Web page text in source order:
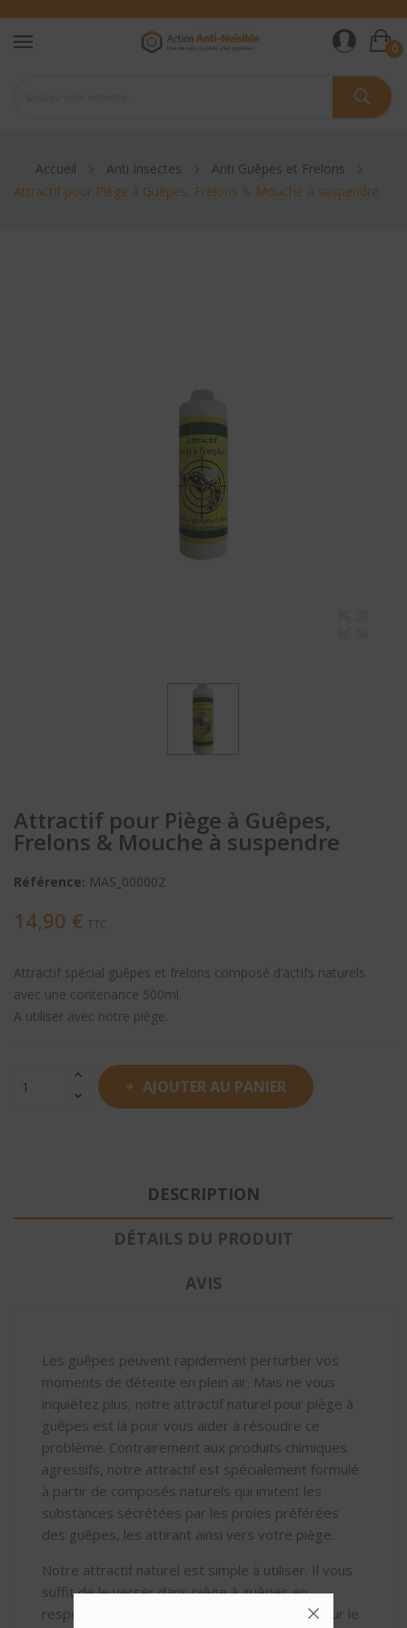
0
Accueil Anti Insectes
Anti Guêpes et Frelons
Attractif pour Piège à Guêpes, Frelons & Mouche à suspendre
Attractif pour Piège à Guêpes,
Frelons & Mouche à suspendre
Référence: MAS_000002
14,90 € TTC
Attractif spécial guêpes et frelons composé d’actifs naturels
avec une contenance 500ml.
A utiliser avec notre piège.
AJOUTER AU PANIER
DESCRIPTION
DÉTAILS DU PRODUIT
AVIS
Les guêpes peuvent rapidement perturber vos
moments de détente en plein air. Mais ne vous
inquiétez plus, notre attractif naturel pour piège à
guêpes est là pour vous aider à résoudre ce
problème. Contrairement aux produits chimiques
agressifs, notre attractif est spécialement formulé
à partir de composés naturels qui imitent les
substances sécrétées par les proies préférées
des guêpes, les attirant ainsi vers votre piège.
Notre attractif naturel est simple à utiliser. Il vous
suffit de le verser dans piège à guêpes en
respectant les conditions d'utilisations écrite sur le